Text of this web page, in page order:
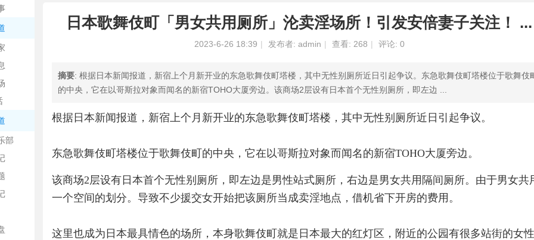
部
日本歌舞伎町「男女共用厕所」沦卖淫场所！引发安倍妻子关注！ ...
2023-6-26 18:39 | 发布者: admin | 查看: 268 | 评论: 0
摘要: 根据日本新闻报道，新宿上个月新开业的东急歌舞伎町塔楼，其中无性别厕所近日引起争议。东急歌舞伎町塔楼位于歌舞伎
的中央，它在以哥斯拉对象而闻名的新宿TOHO大厦旁边。该商场2层设有日本首个无性别厕所，即左边 ...
根据 日本新闻报道，新宿上个月新开业的东急歌舞伎町塔楼，其中无性别厕所近日引起争议。
东急歌舞伎町塔楼位于歌舞伎町的中央，它在以哥斯拉对象而闻名的新宿TOHO大厦旁边。
该商场2层设有日本首个无性别厕所，即左边是男性站式厕所，右边是男女共用隔间厕所。由于男女共
一个空间的划分。导致不少援交女开始把该厕所当成卖淫地点，借机省下开房的费用。
这里也成为日本最具情色的场所，本身歌舞伎町就是日本最大的红灯区，附近的公园有很多站街的女性